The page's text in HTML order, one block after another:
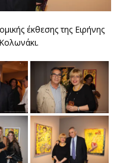
έκθεσης της Ειρήνης